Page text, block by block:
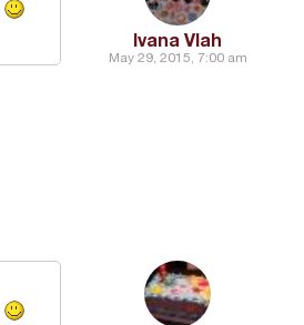
Ivana Vlah
May 29, 2015, 7:00 am